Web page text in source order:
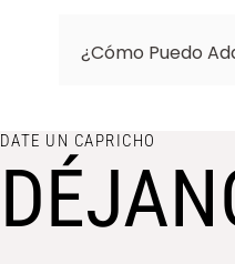
¿Cómo Puedo
DATE UN CAPRICHO